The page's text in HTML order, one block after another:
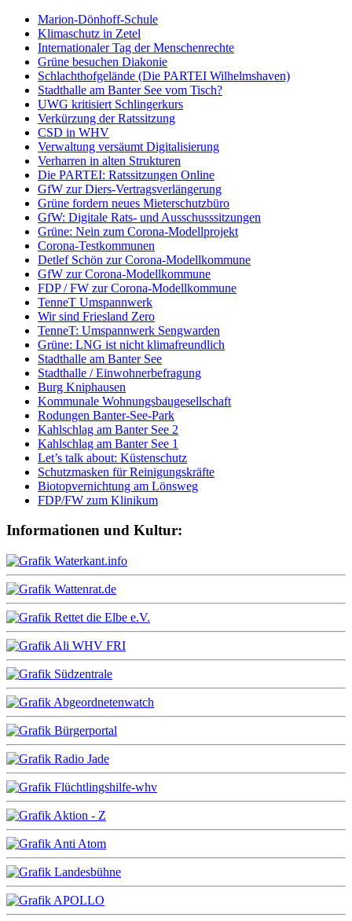
Marion-Dönhoff-Schule
Klimaschutz in Zetel
Internationaler Tag der Menschenrechte
Grüne besuchen Diakonie
Schlachthofgelände (Die PARTEI Wilhelmshaven)
Stadthalle am Banter See vom Tisch?
UWG kritisiert Schlingerkurs
Verkürzung der Ratssitzung
CSD in WHV
Verwaltung versäumt Digitalisierung
Verharren in alten Strukturen
Die PARTEI: Ratssitzungen Online
GfW zur Diers-Vertragsverlängerung
Grüne fordern neues Mieterschutzbüro
GfW: Digitale Rats- und Ausschusssitzungen
Grüne: Nein zum Corona-Modellprojekt
Corona-Testkommunen
Detlef Schön zur Corona-Modellkommune
GfW zur Corona-Modellkommune
FDP / FW zur Corona-Modellkommune
TenneT Umspannwerk
Wir sind Friesland Zero
TenneT: Umspannwerk Sengwarden
Grüne: LNG ist nicht klimafreundlich
Stadthalle am Banter See
Stadthalle / Einwohnerbefragung
Burg Kniphausen
Kommunale Wohnungsbaugesellschaft
Rodungen Banter-See-Park
Kahlschlag am Banter See 2
Kahlschlag am Banter See 1
Let’s talk about: Küstenschutz
Schutzmasken für Reinigungskräfte
Biotopvernichtung am Lönsweg
FDP/FW zum Klinikum
Informationen und Kultur: